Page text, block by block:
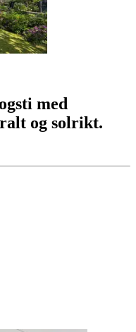
med
og solrikt.